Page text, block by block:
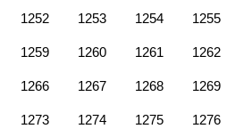
1252 1253 1254 1255
1259 1260 1261 1262
1266 1267 1268 1269
1273 1274 1275 1276